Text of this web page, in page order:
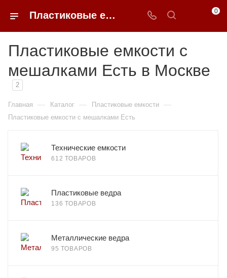
Пластиковые емкости с мешалками Есть недорого в Москве | 0FFER 0
Пластиковые емкости с
мешалками Есть в Москве
2
Главная — Каталог — Пластиковые емкости —
Пластиковые емкости с мешалками Есть
Технические емкости
612 ТОВАРОВ
Пластиковые ведра
136 ТОВАРОВ
Металлические ведра
95 ТОВАРОВ